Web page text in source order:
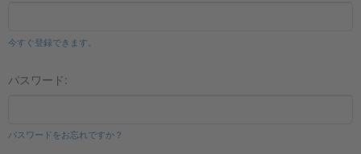
今すぐ登録できます。
パスワード:
パスワードをお忘れですか？